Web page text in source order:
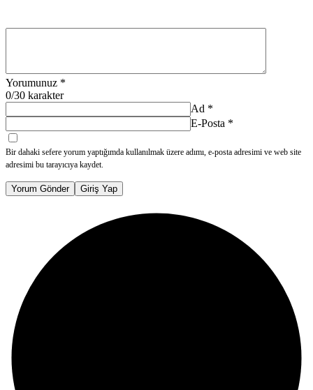
Yorumunuz *
0/30 karakter
Ad *
E-Posta *
Bir dahaki sefere yorum yaptığımda kullanılmak üzere adımı, e-posta adresimi ve web site
adresimi bu tarayıcıya kaydet.
Yorum Gönder Giriş Yap